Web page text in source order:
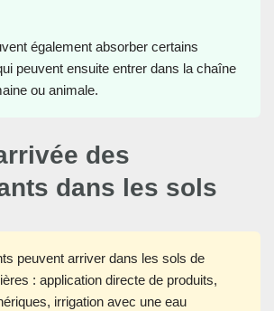
également absorber certains
peuvent ensuite entrer dans la chaîne
ou animale.
des
dans les sols
peuvent arriver dans les sols de
: application directe de produits,
irrigation avec une eau